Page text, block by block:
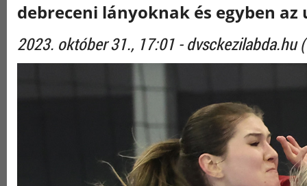
debreceni lányoknak és egyben
2023. október 31., 17:01 - dvsckezilabda.hu